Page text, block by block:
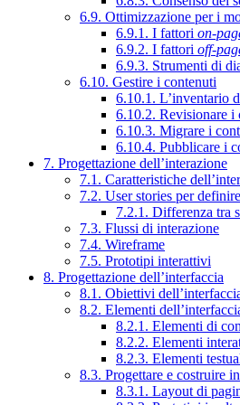
6.9. Ottimizzazione per i
6.9.1. I fattori on-
6.9.2. I fattori off-
6.9.3. Strumenti di
6.10. Gestire i contenuti
6.10.1. L’inventario
6.10.2. Revisionare i
6.10.3. Migrare i
6.10.4. Pubblicare i
7. Progettazione dell’interazione
7.1. Caratteristiche
7.2. User stories per
7.2.1. Differenza tra
7.3. Flussi di interazione
7.4. Wireframe
7.5. Prototipi interattivi
8. Progettazione dell’interfaccia
8.1. Obiettivi
8.2. Elementi
8.2.1. Elementi di
8.2.2. Elementi
8.2.3. Elementi
8.3. Progettare e costruire
8.3.1. Layout di